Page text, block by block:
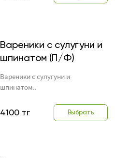
Вареники с сулугуни и
шпинатом (П/Ф)
Вареники с сулугуни и
шпинатом..
4100 тг Выбрать